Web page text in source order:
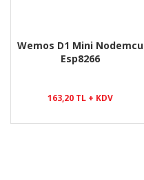
Wemos D1 Mini Nodemcu
Esp8266
163,20 TL + KDV